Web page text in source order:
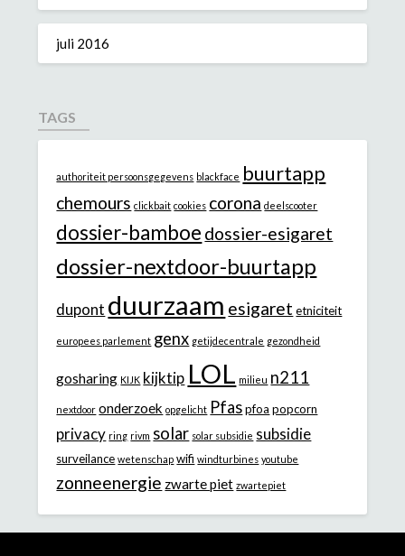
juli 2016
TAGS
authoriteit persoonsgegevens blackface buurtapp
chemours clickbait cookies corona deelscooter
dossier-bamboe dossier-esigaret
dossier-nextdoor-buurtapp
dupont duurzaam esigaret etniciteit
europees parlement genx getijdecentrale gezondheid
gosharing KIJK kijktip LOL milieu n211
nextdoor onderzoek opgelicht Pfas pfoa popcorn
privacy ring rivm solar solar subsidie subsidie
surveilance wetenschap wifi windturbines youtube
zonneenergie zwarte piet zwartepiet